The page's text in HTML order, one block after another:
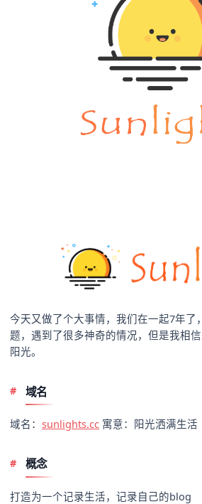
今天又做了个大事情，我们在一起7年了
题，遇到了很多神奇的情况，但是我相
阳光。
域名
域名： sunlights.cc 寓意：阳光洒满生活
概念
打造为一个记录生活，记录自己的blog